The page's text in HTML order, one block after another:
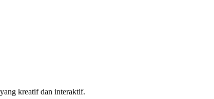
kreatif dan interaktif.